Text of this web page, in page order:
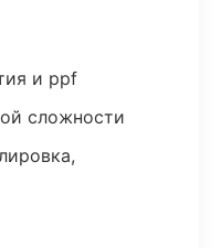
и ppf
сложности